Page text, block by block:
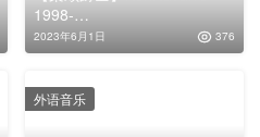
1998-
AblazeinOrlando(FLAC)
2023年6月1日 376
外语音乐